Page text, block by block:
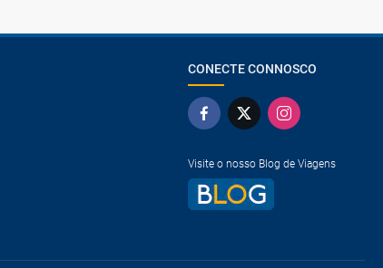
CONECTE CONNOSCO
Visite o nosso Blog de Viagens